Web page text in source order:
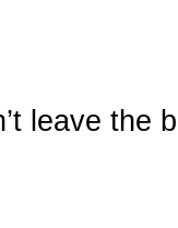
leave the